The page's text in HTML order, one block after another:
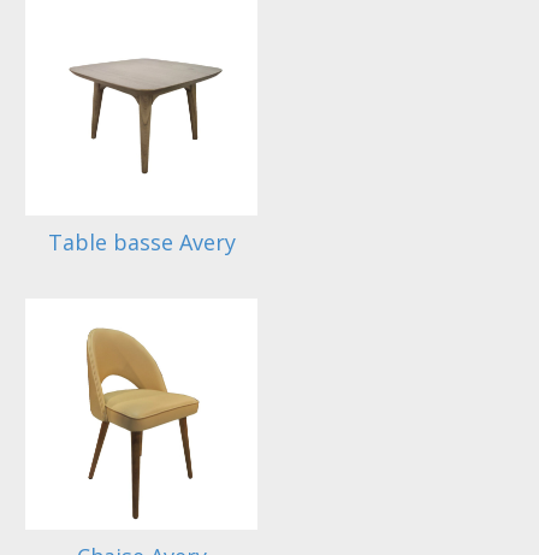
Table basse Avery